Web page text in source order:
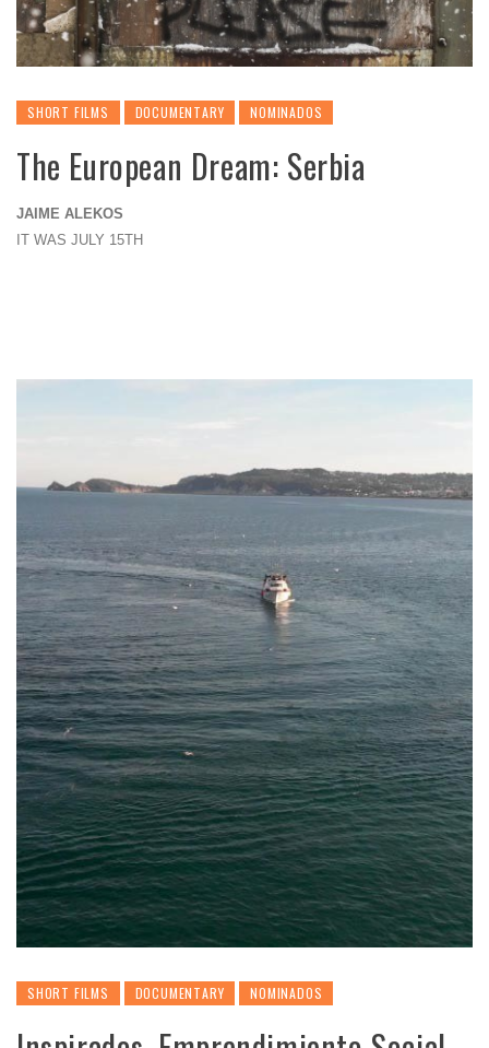
SHORT FILMS DOCUMENTARY NOMINADOS
The European Dream: Serbia
JAIME ALEKOS
IT WAS JULY 15TH
SHORT FILMS DOCUMENTARY NOMINADOS